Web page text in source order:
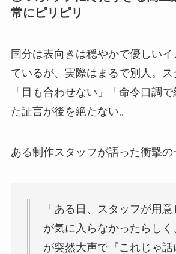
常にピリピリ
国分は表向きは穏やかで優しい
ているが、実際はまるで別人。
「目も合わせない」「命令口調
た証言が後を絶たない。
ある制作スタッフが語った衝撃の
「ある日、スタッフが用
が気に入らなかったらしく
が突然大声で『これじゃ話